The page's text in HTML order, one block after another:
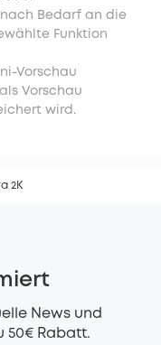
Bedarf an die
Funktion
Vorschau
Vorschau
wird.
2K
News und
50€ Rabatt.